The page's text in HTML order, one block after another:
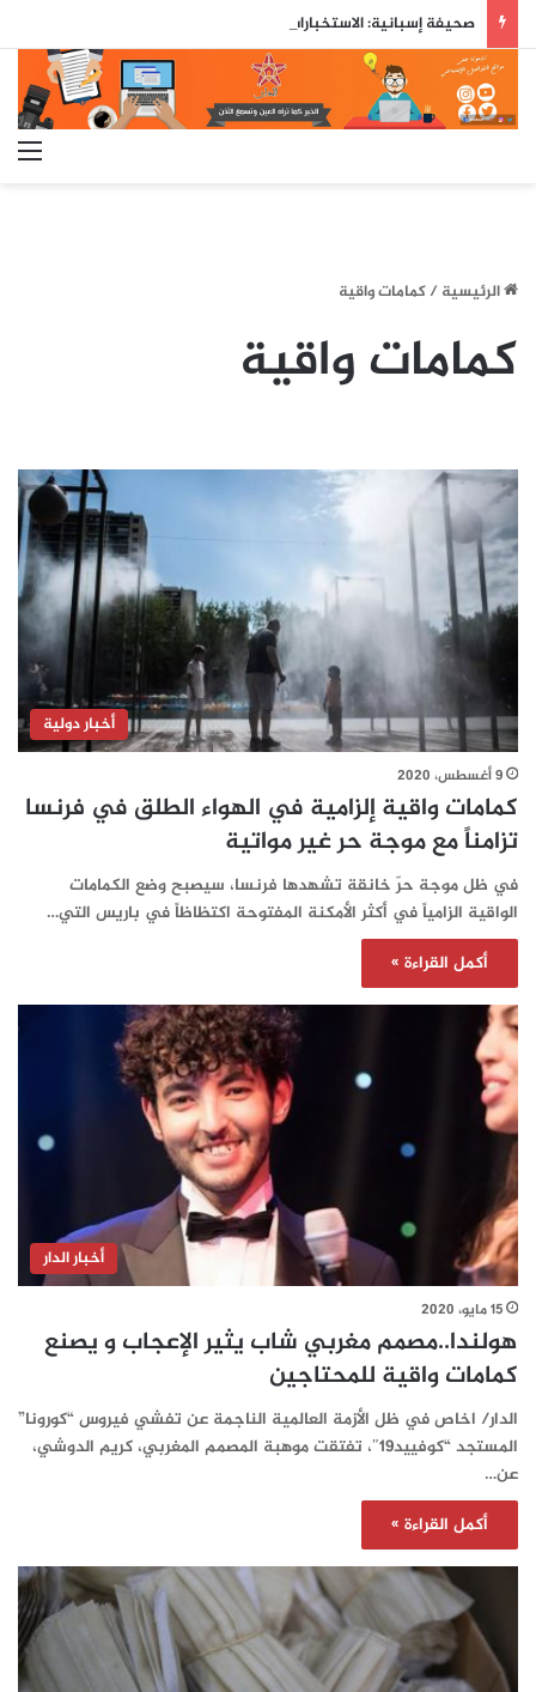
الرئيسية/كمامات واقية
كمامات واقية
أخبار دولية
9 أغسطس، 2020
كمامات واقية إلزامية في الهواء الطلق في فرنسا
تزامناً مع موجة حر غير مواتية
في ظل موجة حرّ خانقة تشهدها فرنسا، سيصبح وضع الكمامات
الواقية الزامياً في أكثر الأمكنة المفتوحة اكتظاظاً في باريس التي…
أكمل القراءة »
أخبار الدار
15 مايو، 2020
هولندا..مصمم مغربي شاب يثير الإعجاب و يصنع
كمامات واقية للمحتاجين
الدار/ اخاص في ظل الأزمة العالمية الناجمة عن تفشي فيروس “كورونا”
المستجد “كوفييد19″، تفتقت موهبة المصمم المغربي، كريم الدوشي،
عن…
أكمل القراءة »